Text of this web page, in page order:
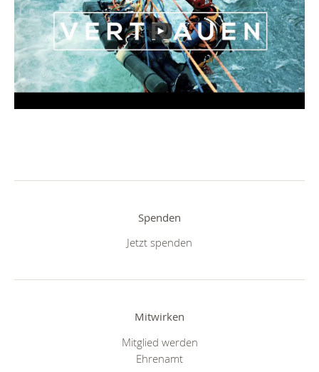
Spenden
Jetzt spenden
Mitwirken
Mitglied werden
Ehrenamt